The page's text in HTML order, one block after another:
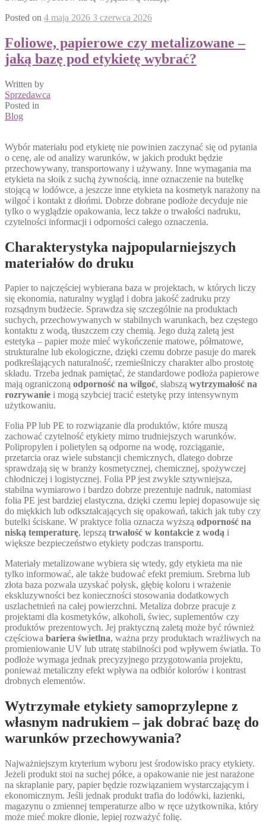
Posted on 4 maja 2026 3 czerwca 2026
Foliowe, papierowe czy metalizowane –
jaką bazę pod etykietę wybrać?
Written by
Sprzedawca
Posted in
Blog
Wybór materiału pod etykietę nie powinien zaczynać się od pytania
o cenę, ale od analizy warunków, w jakich produkt będzie
przechowywany, transportowany i używany. Inne wymagania ma
etykieta na słoik z suchą żywnością, inne oznaczenie na butelkę
stojącą w lodówce, a jeszcze inne etykieta na kosmetyk narażony na
wilgoć i kontakt z dłońmi. Dobrze dobrane podłoże decyduje nie
tylko o wyglądzie opakowania, lecz także o trwałości nadruku,
czytelności informacji i odporności całego oznaczenia.
Charakterystyka najpopularniejszych
materiałów do druku
Papier to najczęściej wybierana baza w projektach, w których liczy
się ekonomia, naturalny wygląd i dobra jakość zadruku przy
rozsądnym budżecie. Sprawdza się szczególnie na produktach
suchych, przechowywanych w stabilnych warunkach, bez częstego
kontaktu z wodą, tłuszczem czy chemią. Jego dużą zaletą jest
estetyka – papier może mieć wykończenie matowe, półmatowe,
strukturalne lub ekologiczne, dzięki czemu dobrze pasuje do marek
podkreślających naturalność, rzemieślniczy charakter albo prostotę
składu. Trzeba jednak pamiętać, że standardowe podłoża papierowe
mają ograniczoną odporność na wilgoć, słabszą wytrzymałość na
rozrywanie i mogą szybciej tracić estetykę przy intensywnym
użytkowaniu.
Folia PP lub PE to rozwiązanie dla produktów, które muszą
zachować czytelność etykiety mimo trudniejszych warunków.
Polipropylen i polietylen są odporne na wodę, rozciąganie,
przetarcia oraz wiele substancji chemicznych, dlatego dobrze
sprawdzają się w branży kosmetycznej, chemicznej, spożywczej
chłodniczej i logistycznej. Folia PP jest zwykle sztywniejsza,
stabilna wymiarowo i bardzo dobrze prezentuje nadruk, natomiast
folia PE jest bardziej elastyczna, dzięki czemu lepiej dopasowuje się
do miękkich lub odkształcających się opakowań, takich jak tuby czy
butelki ściskane. W praktyce folia oznacza wyższą odporność na
niską temperaturę, lepszą trwałość w kontakcie z wodą i
większe bezpieczeństwo etykiety podczas transportu.
Materiały metalizowane wybiera się wtedy, gdy etykieta ma nie
tylko informować, ale także budować efekt premium. Srebrna lub
złota baza pozwala uzyskać połysk, głębię koloru i wrażenie
ekskluzywności bez konieczności stosowania dodatkowych
uszlachetnień na całej powierzchni. Metaliza dobrze pracuje z
projektami dla kosmetyków, alkoholi, świec, suplementów czy
produktów prezentowych. Jej praktyczną zaletą może być również
częściowa bariera świetlna, ważna przy produktach wrażliwych na
promieniowanie UV lub utratę stabilności pod wpływem światła. To
podłoże wymaga jednak precyzyjnego przygotowania projektu,
ponieważ metaliczny efekt wpływa na odbiór kolorów i kontrast
drobnych elementów.
Wytrzymałe etykiety samoprzylepne z
własnym nadrukiem – jak dobrać bazę do
warunków przechowywania?
Najważniejszym kryterium wyboru jest środowisko pracy etykiety.
Jeżeli produkt stoi na suchej półce, a opakowanie nie jest narażone
na skraplanie pary, papier będzie rozwiązaniem wystarczającym i
ekonomicznym. Jeśli jednak produkt trafia do lodówki, łazienki,
magazynu o zmiennej temperaturze albo w ręce użytkownika, który
może mieć mokre dłonie, lepiej rozważyć folię.